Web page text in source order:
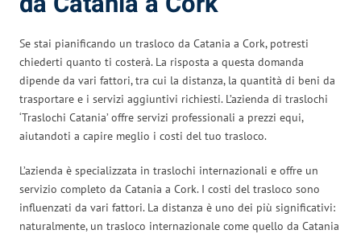
Se stai pianificando un trasloco da Catania a Cork, potresti
chiederti quanto ti costerà. La risposta a questa domanda
dipende da vari fattori, tra cui la distanza, la quantità di beni da
trasportare e i servizi aggiuntivi richiesti. L’azienda di traslochi
‘Traslochi Catania’ offre servizi professionali a prezzi equi,
aiutandoti a capire meglio i costi del tuo trasloco.
L’azienda è specializzata in traslochi internazionali e offre un
servizio completo da Catania a Cork. I costi del trasloco sono
influenzati da vari fattori. La distanza è uno dei più significativi:
naturalmente, un trasloco internazionale come quello da Catania